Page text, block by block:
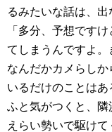
るみたいな話は、出
「多分、予想です
てしまうんですよ。
なんだかカメらし
いるだけのことはあ
ふと気がつくと、隣
えらい勢いで駆け